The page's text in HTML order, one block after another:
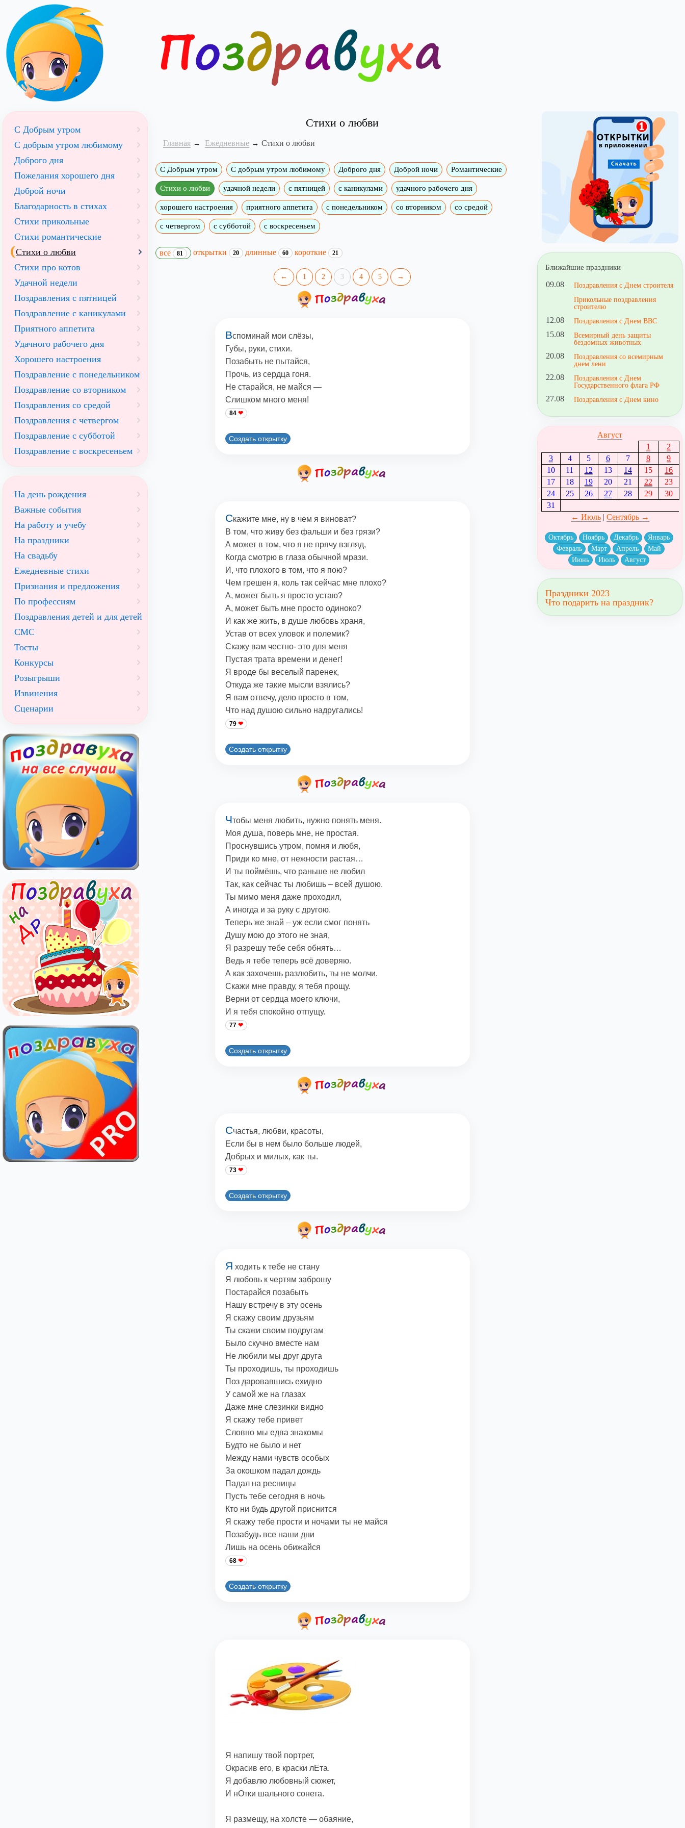
Стихи о любви
Главная Ежедневные Стихи о любви
С Добрым утром C добрым утром любимому Доброго дня Доброй ночи Романтические
Стихи о любви удачной недели c пятницей с каникулами удачного рабочего дня
хорошего настроения приятного аппетита с понедельником со вторником со средой
с четвергом с субботой с воскресеньем
все 81 открытки 20 длинные 60 короткие 21
← 1 2 3 4 5 →
Вспоминай мои слёзы,
Губы, руки, стихи.
Позабыть не пытайся,
Прочь, из сердца гоня.
Не старайся, не майся —
Слишком много меня!
84
Создать открытку
Скажите мне, ну в чем я виноват?
В том, что живу без фальши и без грязи?
А может в том, что я не прячу взгляд,
Когда смотрю в глаза обычной мрази.
И, что плохого в том, что я пою?
Чем грешен я, коль так сейчас мне плохо?
А, может быть я просто устаю?
А, может быть мне просто одиноко?
И как же жить, в душе любовь храня,
Устав от всех уловок и полемик?
Скажу вам честно- это для меня
Пустая трата времени и денег!
Я вроде бы веселый паренек,
Откуда же такие мысли взялись?
Я вам отвечу, дело просто в том,
Что над душою сильно надругались!
79
Создать открытку
Чтобы меня любить, нужно понять меня.
Моя душа, поверь мне, не простая.
Проснувшись утром, помня и любя,
Приди ко мне, от нежности растая…
И ты поймёшь, что раньше не любил
Так, как сейчас ты любишь – всей душою.
Ты мимо меня даже проходил,
А иногда и за руку с другою.
Теперь же знай – уж если смог понять
Душу мою до этого не зная,
Я разрешу тебе себя обнять…
Ведь я тебе теперь всё доверяю.
А как захочешь разлюбить, ты не молчи.
Скажи мне правду, я тебя прощу.
Верни от сердца моего ключи,
И я тебя спокойно отпущу.
77
Создать открытку
Счастья, любви, красоты,
Если бы в нем было больше людей,
Добрых и милых, как ты.
73
Создать открытку
Я ходить к тебе не стану
Я любовь к чертям заброшу
Постарайся позабыть
Нашу встречу в эту осень
Я скажу своим друзьям
Ты скажи своим подругам
Было скучно вместе нам
Не любили мы друг друга
Ты проходишь, ты проходишь
Поз даровавшись ехидно
У самой же на глазах
Даже мне слезинки видно
Я скажу тебе привет
Словно мы едва знакомы
Будто не было и нет
Между нами чувств особых
За окошком падал дождь
Падал на ресницы
Пусть тебе сегодня в ночь
Кто ни будь другой приснится
Я скажу тебе прости и ночами ты не майся
Позабудь все наши дни
Лишь на осень обижайся
68
Создать открытку
Я напишу твой портрет,
Окрасив его, в краски лЕта.
Я добавлю любовный сюжет,
И нОтки шального сонета.
Я размещу, на холсте — обаяние,
С Добрым утром
C добрым утром любимому
Доброго дня
Пожелания хорошего дня
Доброй ночи
Благодарность в стихах
Стихи прикольные
Стихи романтические
Стихи о любви
Стихи про котов
Удачной недели
Поздравления с пятницей
Поздравление с каникулами
Приятного аппетита
Удачного рабочего дня
Хорошего настроения
Поздравление с понедельником
Поздравление со вторником
Поздравления со средой
Поздравления с четвергом
Поздравление с субботой
Поздравление с воскресеньем
На день рождения
Важные события
На работу и учебу
На праздники
На свадьбу
Ежедневные стихи
Признания и предложения
По профессиям
Поздравления детей и для детей
СМС
Тосты
Конкурсы
Розыгрыши
Извинения
Сценарии
Ближайшие праздники
09.08
Поздравления с Днем строителя
Прикольные поздравления
строителю
12.08 Поздравления с Днем ВВС
15.08
Всемирный день защиты
бездомных животных
20.08
Поздравления со всемирным
днем лени
22.08
Поздравления с Днем
Государственного флага РФ
27.08 Поздравления с Днем кино
Август
1
2
3
4 5 6 7 8
9
10
11 12 13 14 15
16
17
18 19 20 21 22
23
24
25 26 27 28 29
30
31
← Июль| Сентябрь →
Октябрь Ноябрь Декабрь
Январь
Февраль
Март Апрель
Май
Июнь
Июль Август
Праздники 2023
Что подарить на праздник?